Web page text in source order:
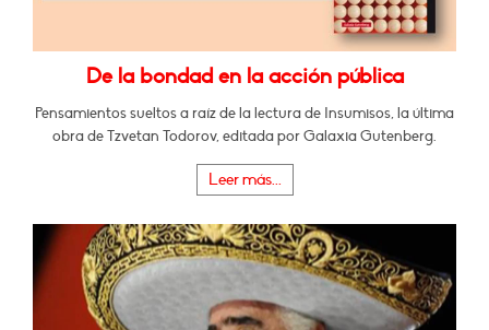
De la bondad en la acción pública
Pensamientos sueltos a raíz de la lectura de Insumisos, la última
obra de Tzvetan Todorov, editada por Galaxia Gutenberg.
Leer más...